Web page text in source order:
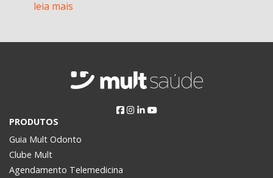
leia mais
PRODUTOS
Guia Mult Odonto
Clube Mult
Agendamento Telemedicina